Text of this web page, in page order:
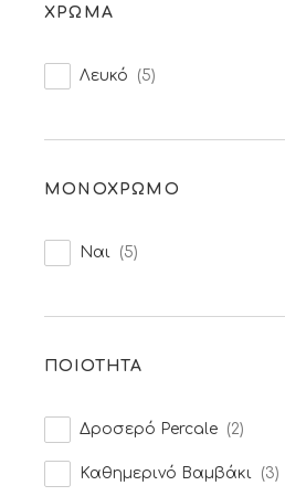
ΧΡΩΜΑ
Λευκό (5)
ΜΟΝΟΧΡΩΜΟ
Ναι (5)
ΠΟΙΟΤΗΤΑ
Δροσερό Percale (2)
Καθημερινό Βαμβάκι (3)